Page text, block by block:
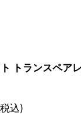
トランスペア
込)